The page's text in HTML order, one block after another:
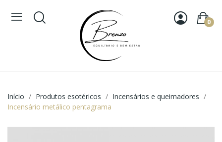
0
Início Produtos esotéricos
Incensários e queimadores
Incensário metálico pentagrama